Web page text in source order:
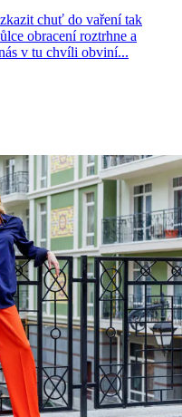
chuť do vaření tak
obracení roztrhne a
v tu chvíli obviní...